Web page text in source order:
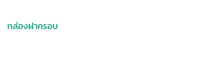
กล่องฝาครอบ